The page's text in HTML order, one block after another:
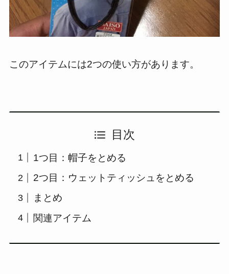
このアイテムには2つの使い方があります。
目次
1つ目：帽子をとめる
2つ目：ウェットティッシュをとめる
まとめ
関連アイテム